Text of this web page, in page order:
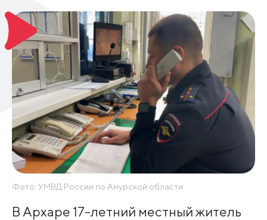
Фото: УМВД России по Амурской области
В Архаре 17-летний местный житель